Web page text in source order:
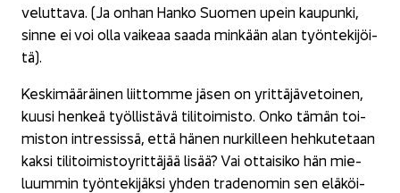
ve­lut­ta­va. (Ja onhan Hanko Suo­men upein kau­pun­ki,
sinne ei voi olla vai­ke­aa saada min­kään alan työn­te­ki­jöi­
tä).
Kes­ki­mää­räi­nen liit­tom­me jäsen on yrit­tä­jä­ve­toi­nen,
kuusi hen­keä työl­lis­tä­vä ti­li­toi­mis­to. Onko tämän toi­
mis­ton int­res­sis­sä, että hänen nur­kil­leen heh­ku­te­taan
kaksi ti­li­toi­mis­to­y­rit­tä­jää lisää? Vai ot­tai­si­ko hän mie­
luum­min työn­te­ki­jäk­si yhden tra­de­no­min sen elä­köi­